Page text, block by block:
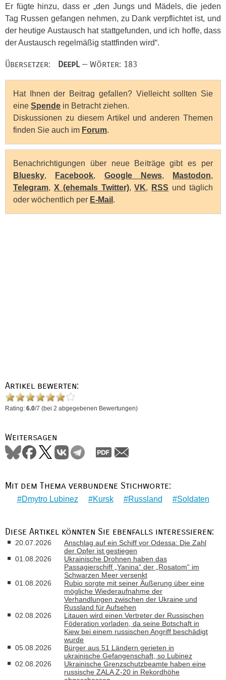
Er fügte hinzu, dass er „den Jungs und Mädels, die jeden
Tag Russen gefangen nehmen, zu Dank verpflichtet ist, und
der heutige Austausch hat stattgefunden, und ich hoffe, dass
der Austausch regelmäßig stattfinden wird“.
Übersetzer: DeepL— Wörter: 183
Hat Ihnen der Beitrag gefallen? Vielleicht sollten Sie
eine Spende in Betracht ziehen.
Diskussionen zu diesem Artikel und anderen Themen
finden Sie auch im Forum.
Benachrichtigungen über neue Beiträge gibt es per
Bluesky, Facebook, Google News, Mastodon,
Telegram, X (ehemals Twitter),VK, RSS und täglich
oder wöchentlich per E-Mail .
Artikel bewerten:
Rating: 6.0/7 (bei 2 abgegebenen Bewertungen)
Weitersagen
Mit dem Thema verbundene Stichworte:
Dmytro Lubinez Kursk Russland Soldaten
Diese Artikel könnten Sie ebenfalls interessieren:
20.07.2026
Anschlag auf ein Schiff vor Odessa: Die Zahl
der Opfer ist gestiegen
01.08.2026
Ukrainische Drohnen haben das
Passagierschiff „Yanina“ der „Rosatom“ im
Schwarzen Meer versenkt
01.08.2026
Rubio sorgte mit seiner Äußerung über eine
mögliche Wiederaufnahme der
Verhandlungen zwischen der Ukraine und
Russland für Aufsehen
02.08.2026
Litauen wird einen Vertreter der Russischen
Föderation vorladen, da seine Botschaft in
Kiew bei einem russischen Angriff beschädigt
wurde
05.08.2026
Bürger aus 51 Ländern gerieten in
ukrainische Gefangenschaft, so Lubinez
02.08.2026
Ukrainische Grenzschutzbeamte haben eine
russische ZALA Z-20 in Rekordhöhe